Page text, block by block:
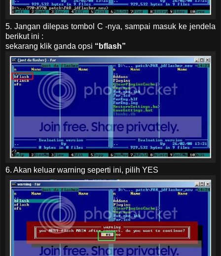
5. Jangan dilepas tombol C -nya, sampai masuk ke jendela
berikut ini :
sekarang klik ganda opsi “bflash”
6. Akan keluar warning seperti ini, pilih YES